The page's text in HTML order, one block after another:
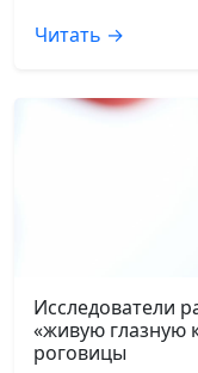
Читать →
Исследователи
«живую глазную
роговицы